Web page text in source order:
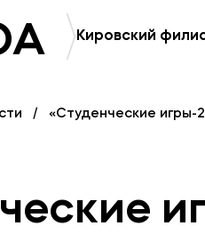
Кировский
«Студенческие игры-